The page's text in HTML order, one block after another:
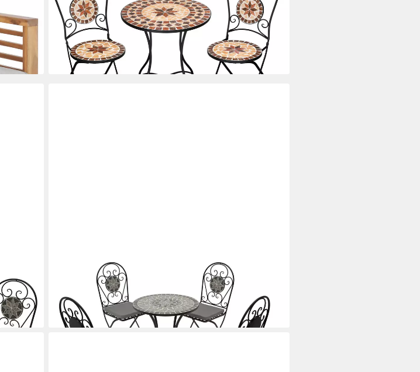
1 St),
12
mit Stühlen Garten
229,00 €
lieferbar - in 2-3 Werktagen bei dir
1x
Garten-Essgruppe SIENA, (Gartenset, 5-tlg), 4x Klappstuhl
und 1x Tisch rund 60cm, Mosaik-Dekor grau, mit Polstern
314,39 €
lieferbar - in 2-3 Werktagen bei dir